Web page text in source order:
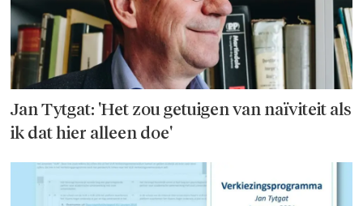
Jan Tytgat: 'Het zou getuigen van naïviteit als
ik dat hier alleen doe'